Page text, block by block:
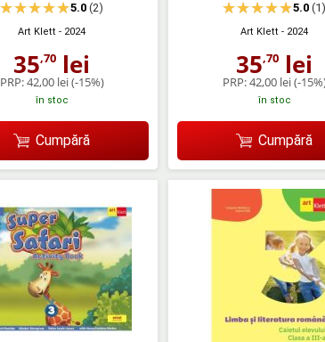
5.0(2)
Art Klett - 2024
35,70 lei
PRP:42,00 lei(-15%)
în stoc
Cumpără
5.0(1)
Art Klett - 2024
35,70 lei
PRP:42,00 lei(-
în stoc
Cumpără